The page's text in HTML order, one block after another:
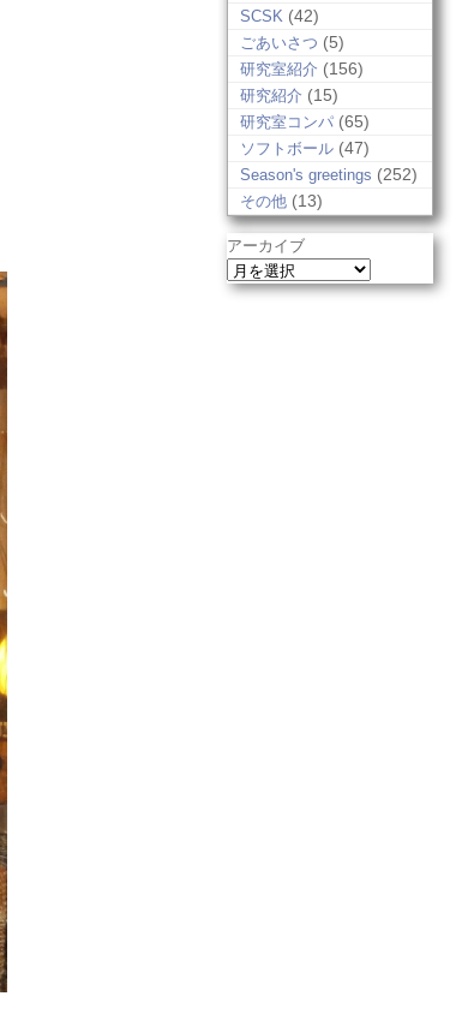
SCSK (42)
ごあいさつ (5)
研究室紹介 (156)
研究紹介 (15)
研究室コンパ (65)
ソフトボール (47)
Season's greetings (252)
その他 (13)
アーカイブ